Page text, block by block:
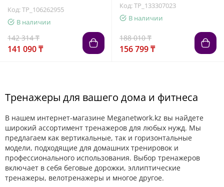
Код: TP_106262955
В наличии
142 314 ₸
141 090 ₸
Код: TP_133307023
В наличии
188 010 ₸
156 799 ₸
Тренажеры для вашего дома и фитнеса
В нашем интернет-магазине Meganetwork.kz вы найдете
широкий ассортимент тренажеров для любых нужд. Мы
предлагаем как вертикальные, так и горизонтальные
модели, подходящие для домашних тренировок и
профессионального использования. Выбор тренажеров
включает в себя беговые дорожки, эллиптические
тренажеры, велотренажеры и многое другое.